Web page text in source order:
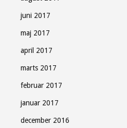
juni 2017
maj 2017
april 2017
marts 2017
februar 2017
januar 2017
december 2016